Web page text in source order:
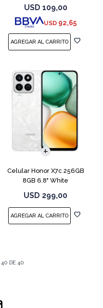
Machine White
USD 109,00
USD 92,65
Celular Honor X7c 256GB
8GB 6.8" White
USD 299,00
COMPARAR
40 DE 40